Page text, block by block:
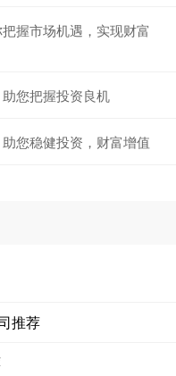
握市场机遇，实现财富
您把握投资良机
您稳健投资，财富增值
推荐